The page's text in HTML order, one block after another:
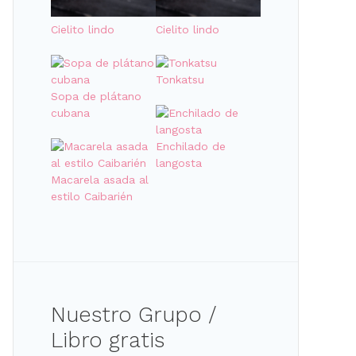
Cielito lindo
Sopa de plátano
cubana
Macarela asada al
estilo Caibarién
Cielito lindo
Tonkatsu
Enchilado de
langosta
Nuestro Grupo /
Libro gratis